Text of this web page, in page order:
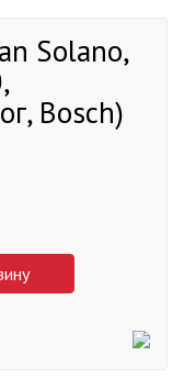
Solano,
Bosch)